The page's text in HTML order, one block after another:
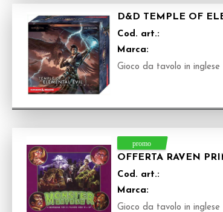
D&D TEMPLE OF
Cod. art.:
Marca:
Gioco da tavolo in inglese
OFFERTA RAVEN
Cod. art.:
Marca:
Gioco da tavolo in inglese